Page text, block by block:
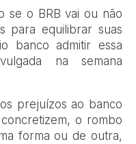
se o BRB vai ou não
para equilibrar suas
banco admitir essa
na semana
prejuízos ao banco
o rombo
forma ou de outra,